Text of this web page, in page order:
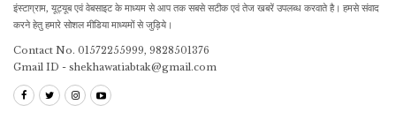
इंस्टाग्राम, यूट्यूब एवं वेबसाइट के माध्यम से आप तक सबसे सटीक एवं तेज खबरें उपलब्ध करवाते है। हमसे संवाद
करने हेतु हमारे सोशल मीडिया माध्यमों से जुड़िये।
Contact No. 01572255999, 9828501376
Gmail ID - shekhawatiabtak@gmail.com